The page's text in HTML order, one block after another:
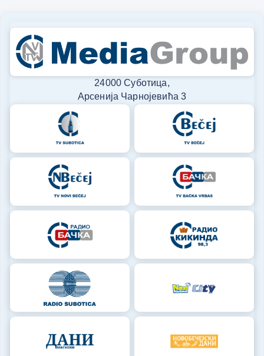
24000 Суботица,
Арсенија Чарнојевића 3